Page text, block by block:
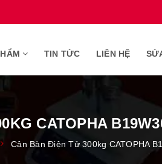
TIN TỨC LIÊN HỆ
CATOPHA
Cân Bàn Điện Tử 300kg CATOPHA